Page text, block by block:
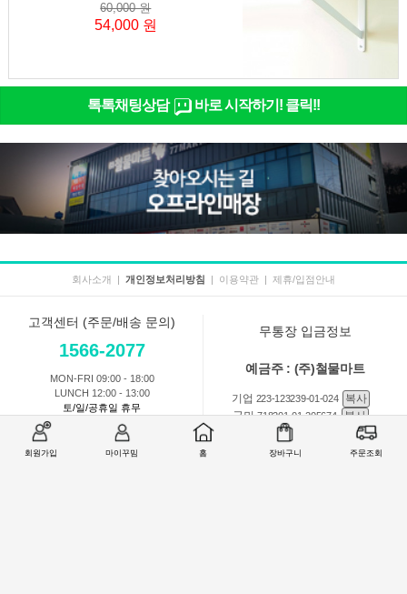
회원가입 마이꾸밈 홈 장바구니 주문조회
60,000 원
54,000 원
톡톡채팅상담 바로 시작하기! 클릭!!
회사소개 | 개인정보처리방침 | 이용약관 | 제휴/입점안내
고객센터 (주문/배송 문의)
1566-2077
MON-FRI 09:00 - 18:00
LUNCH 12:00 - 13:00
토/일/공휴일 휴무
무통장 입금정보
예금주 : (주)철물마트
기업 223-123239-01-024
복사
국민718201-01-205674
복사
301-0168-3882-11 복사